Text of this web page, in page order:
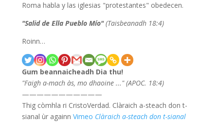
Roma habla y las iglesias "protestantes" obedecen.
"Salid de Ella Pueblo Mío"(Taisbeanadh 18:4)
Roinn…
Gum beannaicheadh Dia thu!
"Faigh a-mach às, mo dhaoine ..." (APOC. 18:4)
———————————
Thig còmhla ri CristoVerdad. Clàraich a-steach don t-
sianal ùr againn Vimeo Clàraich a-steach don t-sianal